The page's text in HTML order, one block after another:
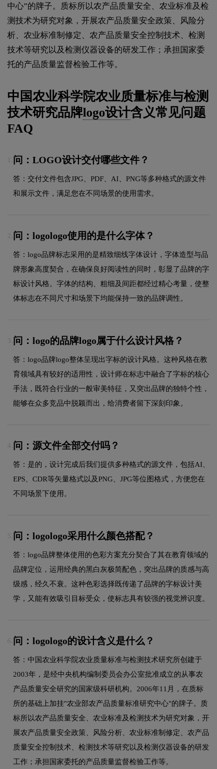
中心”的牌子。质标所以农产品质量安全、农业标准及检
测技术为研究对象，开展农产品质量安全政策、风险分
析、农业标准制修定、农产品质量安全控制技术、检测
技术等研究以及检测仪器设备的研发工作；承担国家委
托的产品质量监督检验工作等。
中国农业科学院农业质量标准与检测
技术研究品牌logo设计含义常见问题
FAQ
问：LOGO设计交付哪些文件？
答：交付文件包含JPG、PDF、AI、PNG等多种格式的源文件
和展示文件，满足您在不同场景的使用需求。
2. 问：logologo使用的是什么字体？
答：logo品牌标志采用的是精致细线字体设计，字体造型与品
牌形象高度契合，在确保良好阅读性的同时，彰显了品牌的字
标设计风格。字体的结构、粗细及间距都经过精心考量，使整
体标志在不同尺寸和场景下均能保持一致的品牌调性。
3. 问：logo的品牌logo属于什么设计风格？
答：logo品牌logo整体呈现出字标的设计风格。这种风格在教
育领域具有较好的适用性，设计师在标志中融合了字标的核心
手法，既符合行业的一般审美特征，又突出品牌的独特个性，
能够在众多竞品中脱颖而出，给消费者留下深刻印象。
4. 问：源文件全部交付吗？
答：是的，设计完成后我们提供多种格式的源文件，包括AI、
EPS、CDR等矢量格式以及PNG、JPG等位图格式，方便您在
不同场景下使用。
5. 问：logologo采用什么颜色搭配？
答：logo品牌整体使用的色彩方案充分契合了其在教育领域的
品牌定位，运用经典的黑白灰极简配色，突出品牌的质感与高
级感，经久不衰。这种色彩选择既传递了品牌的字标设计美
学，又能有效吸引目标受众，使标志具有较强的视觉辨识度。
6. 问：logologo的设计含义是什么？
答：中国农业科学院农业质量标准与检测技术研究所创建于
2003年，是经中央机构编制委员会办公室批准成立的从事农
产品质量安全研究的国家级科研机构。2006年11月，在质标
所的基础上加挂"农业部农产品质量标准研究中心"的牌子。质
标所以农产品质量安全、农业标准及检测技术为研究对象，开
展农产品质量安全政策、风险分析、农业标准制修定、农产品
质量安全控制技术、检测技术等研究以及检测仪器设备的研发
工作；承担国家委托的产品质量监督检验工作等。